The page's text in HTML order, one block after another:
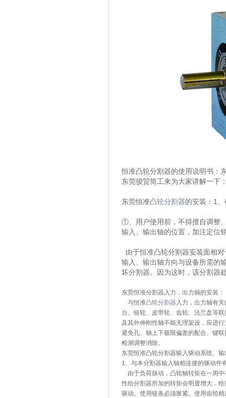
恒准凸轮分割器的使用说明书：
东莞骏贸简工来为大家讲解一下
东莞恒准凸轮分割器的安装：1
①、用户使用前，不得擅自调整
输入、输出轴的位置，加注定位
由于恒准凸轮分割器安装面相
输入、输出轴方向与设备所需的
坏分割器。因为这时，该分割器
东莞恒准分割器入力，出力轴的安装：
与恒准凸轮分割器 入力，出力轴有
台、链轮、皮带轮、齿轮、法兰盘等
及其外伸刚性轴不能无理架设，应进
避免孔、轴上下极限偏差的配合。键
检测调整消除。
东莞恒准凸轮分割器输入驱动系统、
1、与本分割器输入轴相连接的驱动件
由于负荷脉动，凸轮轴转矩在一周中
性给分割器所加的转矩会明显增大，
驱动。使用链条必须胀紧。使用齿轮